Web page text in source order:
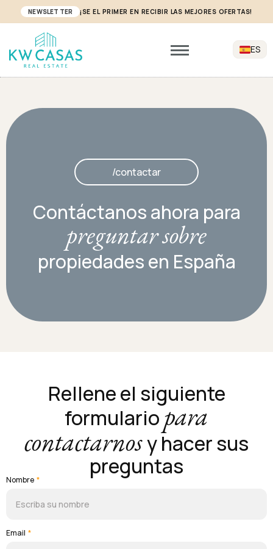
NEWSLETTER ¡SE EL PRIMER EN RECIBIR LAS MEJORES OFERTAS!
ES
/contactar
Contáctanos ahora para
preguntar sobre
propiedades en España
Rellene el siguiente
formulariopara
contactarnosy hacer sus
preguntas
Nombre *
Email *